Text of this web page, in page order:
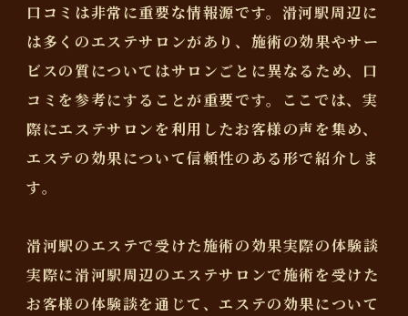
口コミは非常に重要な情報源です。滑河駅周辺に
は多くのエステサロンがあり、施術の効果やサー
ビスの質についてはサロンごとに異なるため、口
コミを参考にすることが重要です。ここでは、実
際にエステサロンを利用したお客様の声を集め、
エステの効果について信頼性のある形で紹介しま
す。
滑河駅のエステで受けた施術の効果実際の体験談
実際に滑河駅周辺のエステサロンで施術を受けた
お客様の体験談を通じて、エステの効果について